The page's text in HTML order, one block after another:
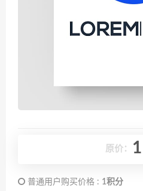
原价： 1
普通用户购买价格 : 1积分